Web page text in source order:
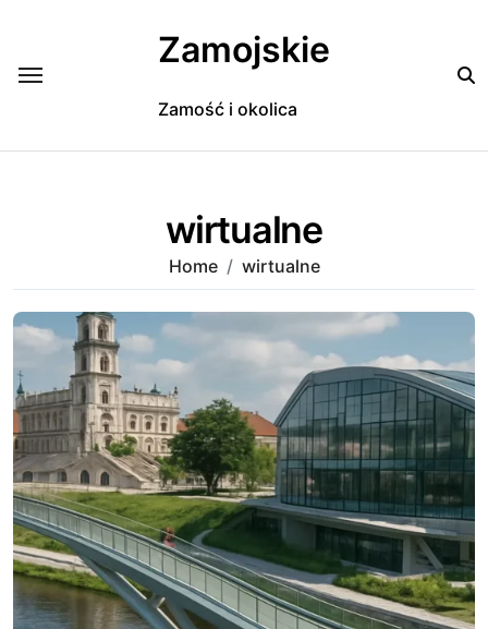
Zamojskie
Zamość i okolica
wirtualne
Home wirtualne